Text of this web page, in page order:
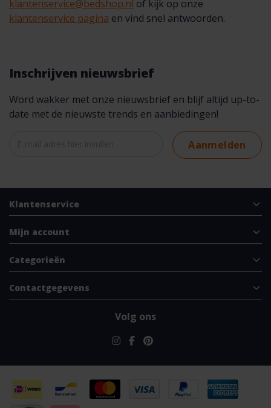
klantenservice@bedshop.nl of kijk op onze
klantenservice pagina en vind snel antwoorden.
Inschrijven nieuwsbrief
Word wakker met onze nieuwsbrief en blijf altijd up-to-
date met de nieuwste trends en aanbiedingen!
Aanmelden
Klantenservice
Mijn account
Categorieën
Contactgegevens
Volg ons